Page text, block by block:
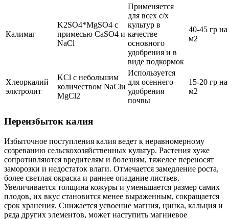
Калимаг
K2SO4*MgSO4 с
примесью CaSO4 и
NaCl
Применяется
для всех с/х
культур в
качестве
основного
удобрения и в
виде подкормок
40-45 гр на
м2
Хлеоркалий
элктролит
KCl с небольшим
количеством NaClи
MgCl2
Используется
для осеннего
удобрения
почвы
15-20 гр на
м2
Переизбыток калия
Избыточное поступления калия ведет к неравномерному
созреванию сельскохозяйственных культур. Растения хуже
сопротивляются вредителям и болезням, тяжелее переносят
заморозки и недостаток влаги. Отмечается замедление роста,
более светлая окраска и раннее опадание листьев.
Увеличивается толщина кожуры и уменьшается размер самих
плодов, их вкус становится менее выраженным, сокращается
срок хранения. Снижается усвоение магния, цинка, кальция и
ряда других элементов, может наступить магниевое